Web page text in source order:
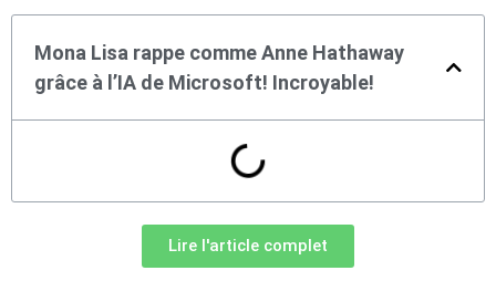
Mona Lisa rappe comme Anne Hathaway
grâce à l’IA de Microsoft! Incroyable!
Lire l'article complet